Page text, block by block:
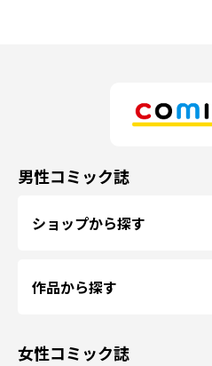
男性コミック誌
ショップから探す
作品から探す
女性コミック誌